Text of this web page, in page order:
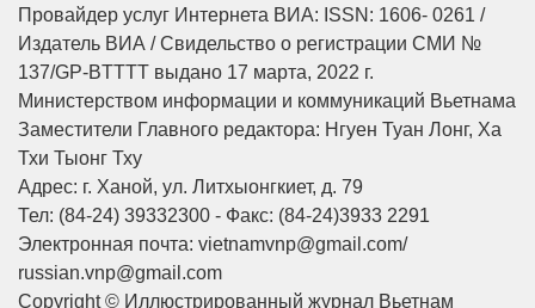
Провайдер услуг Интернета ВИА: ISSN: 1606- 0261 /
Издатель ВИА / Свидельство о регистрации СМИ №
137/GP-BTTTT выдано 17 марта, 2022 г.
Министерством информации и коммуникаций Вьетнама
Заместители Главного редактора: Нгуен Туан Лонг, Ха
Тхи Тыонг Тху
Адрес: г. Ханой, ул. Литхыонгкиет, д. 79
Тел: (84-24) 39332300 - Факс: (84-24)3933 2291
Электронная почта: vietnamvnp@gmail.com/
russian.vnp@gmail.com
Copyright © Иллюстрированный журнал Вьетнам